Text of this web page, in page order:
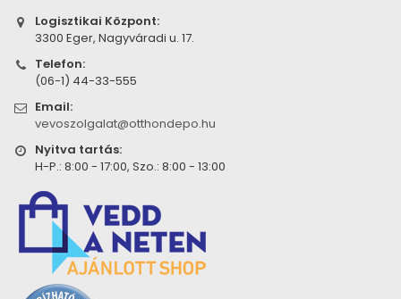
Logisztikai Központ:
3300 Eger, Nagyváradi u. 17.
Telefon:
(06-1) 44-33-555
Email:
vevoszolgalat@otthondepo.hu
Nyitva tartás:
H-P.: 8:00 - 17:00, Szo.: 8:00 - 13:00